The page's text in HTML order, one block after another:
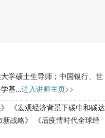
学硕士生导师；中国银行、世
基...进入讲师主页>>
《宏观经济背景下碳中和碳达
战略》 《后疫情时代全球经